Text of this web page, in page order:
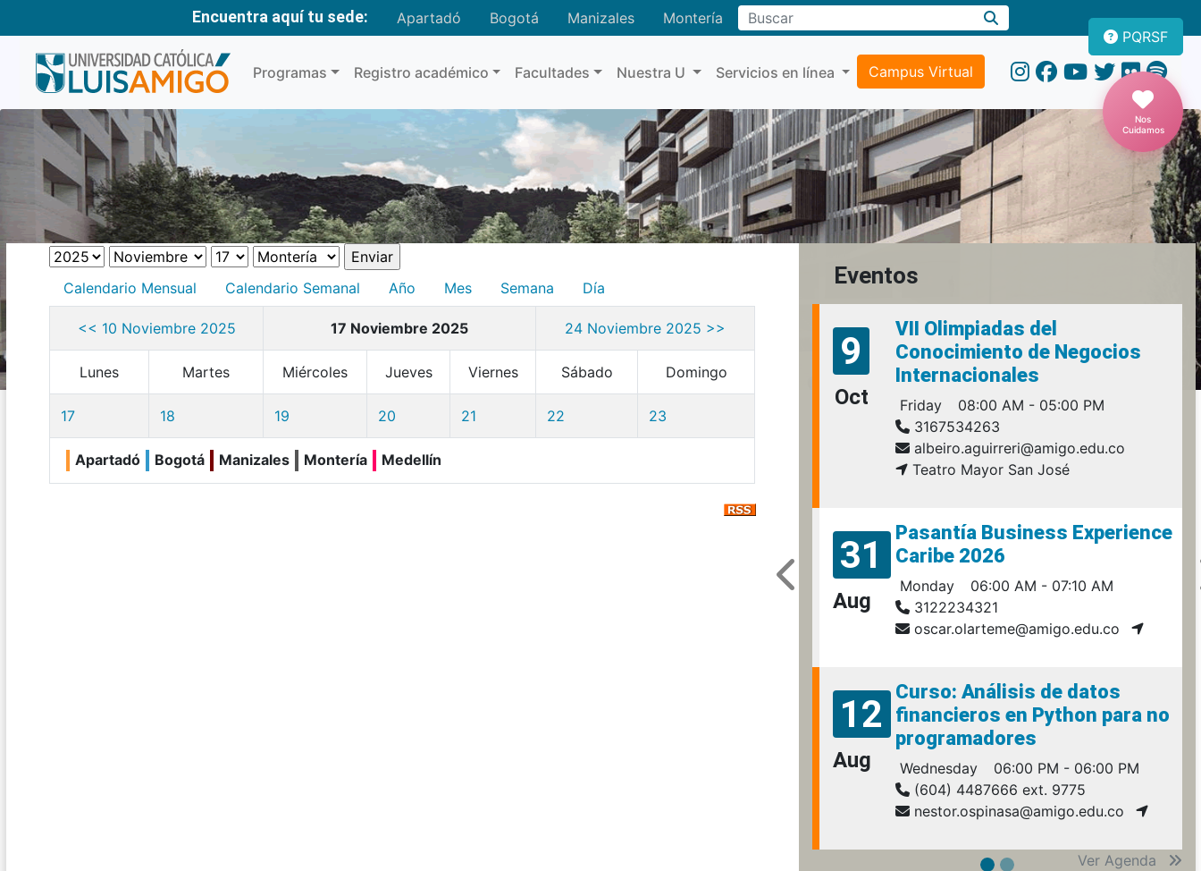
Encuentra aquí tu sede: Apartadó Bogotá Manizales MonteríaBuscar
Programas Registro académico Facultades Nuestra U Servicios en línea Campus Virtual
PQRSF
Nos
Cuidamos
Calendario Mensual Calendario Semanal Año Mes Semana Día
<< 10 Noviembre 2025 17 Noviembre 2025 24 Noviembre 2025 >>
Lunes Martes Miércoles Jueves Viernes Sábado Domingo
17 18 19 20 21 22 23
Apartadó Bogotá Manizales Montería Medellín
Eventos
9
Oct
VII Olimpiadas del
Conocimiento de Negocios
Internacionales
Friday
08:00 AM - 05:00 PM
3167534263
albeiro.aguirreri@amigo.edu.co
Teatro Mayor San José
31
Aug
Pasantía Business Experience
Caribe 2026
Monday
06:00 AM - 07:10 AM
3122234321
oscar.olarteme@amigo.edu.co
12
Aug
Curso: Análisis de datos
financieros en Python para no
programadores
Wednesday
06:00 PM - 06:00 PM
(604) 4487666 ext. 9775
nestor.ospinasa@amigo.edu.co
Ver Agenda